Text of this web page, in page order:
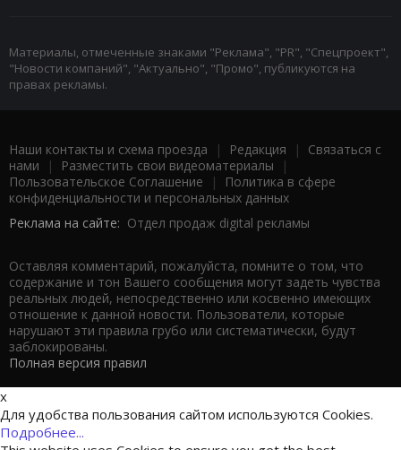
Материалы, отмеченные знаками "Реклама", "PR", "Спецпроект",
"Новости компаний", "Актуально", "Промо", публикуются на
правах рекламы.
Наши контакты и схема проезда | Редакция | Связаться с
нами | Разместить свои видеоматериалы |
Пользовательское Соглашение |
Политика в сфере
конфиденциальности и персональных данных
Реклама на сайте: Отдел продаж digital рекламы
Оставляя комментарий, пожалуйста, помните о том, что
содержание и тон Вашего сообщения могут задеть чувства
реальных людей, непосредственно или косвенно имеющих
отношение к данной новости. Пользователи, которые
нарушают эти правила грубо или систематически, будут
заблокированы.
Полная версия правил
x
Для удобства пользования сайтом используются Cookies.
Подробнее...